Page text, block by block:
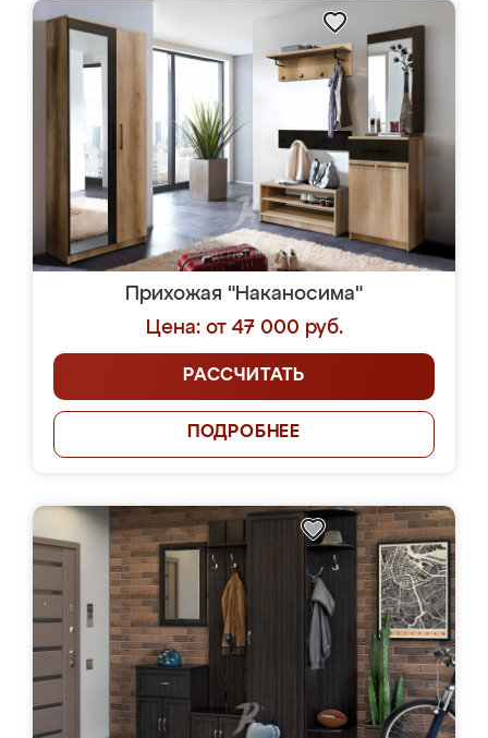
Прихожая "Наканосима"
Цена: от 47 000 руб.
РАССЧИТАТЬ
ПОДРОБНЕЕ